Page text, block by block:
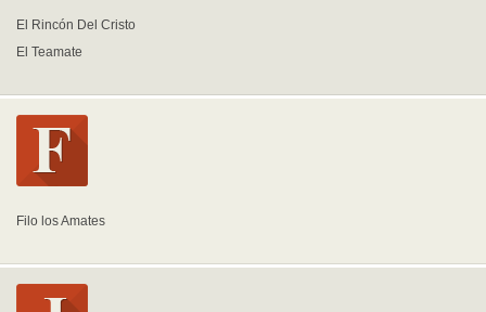
El Rincón Del Cristo
El Teamate
Filo los Amates